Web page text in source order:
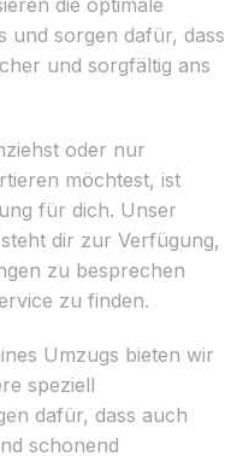
und sorgen dafür, dass
und sorgfältig ans
oder nur
möchtest, ist
für dich. Unser
dir zur Verfügung,
zu besprechen
zu finden.
Umzugs bieten wir
speziell
dafür, dass auch
schonend